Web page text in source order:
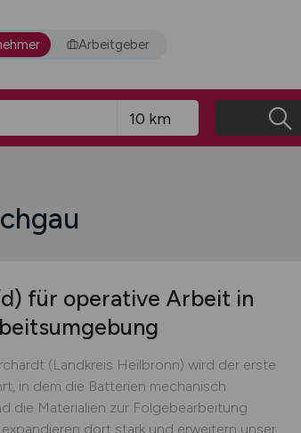
Arbeitgeber
für operative Arbeit in
(Landkreis Heilbronn) wird der erste
in dem die Batterien mechanisch
die Materialien zur Folgebearbeitung
dort stark und erweitern unser